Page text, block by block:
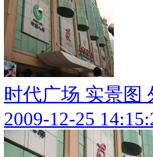
时代广场 实景图
2009-12-25